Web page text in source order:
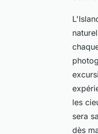
les
sera
dès